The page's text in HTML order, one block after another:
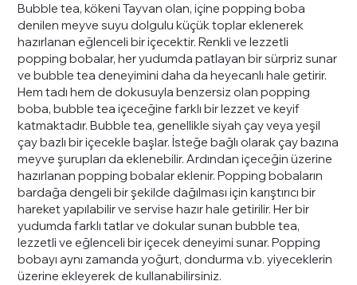
Bubble tea,kökeni Tayvan olan, içine popping boba
denilen meyve suyu dolgulu küçük toplar eklenerek
hazırlanan eğlenceli bir içecektir. Renkli ve lezzetli
popping bobalar, her yudumda patlayan bir sürpriz sunar
ve bubble tea deneyimini daha da heyecanlı hale getirir.
Hem tadı hem de dokusuyla benzersiz olan popping
boba, bubble tea içeceğine farklı bir lezzet ve keyif
katmaktadır. Bubble tea, genellikle siyah çay veya yeşil
çay bazlı bir içecekle başlar. İsteğe bağlı olarak çay bazına
meyve şurupları da eklenebilir. Ardından içeceğin üzerine
hazırlanan popping bobalar eklenir. Popping bobaların
bardağa dengeli bir şekilde dağılması için karıştırıcı bir
hareket yapılabilir ve servise hazır hale getirilir. Her bir
yudumda farklı tatlar ve dokular sunan bubble tea,
lezzetli ve eğlenceli bir içecek deneyimi sunar. Popping
bobayı aynı zamanda yoğurt, dondurma v.b. yiyeceklerin
üzerine ekleyerek de kullanabilirsiniz.